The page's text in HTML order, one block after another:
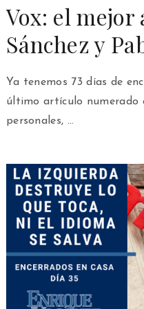
Vox: el mejor
Sánchez y
Ya tenemos 73 días de
último artículo numerado
personales, …